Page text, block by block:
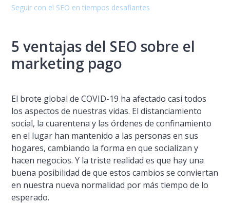
Seguir con el SEO en tiempos desafiantes
5 ventajas del SEO sobre el
marketing pago
El brote global de COVID-19 ha afectado casi todos
los aspectos de nuestras vidas. El distanciamiento
social, la cuarentena y las órdenes de confinamiento
en el lugar han mantenido a las personas en sus
hogares, cambiando la forma en que socializan y
hacen negocios. Y la triste realidad es que hay una
buena posibilidad de que estos cambios se conviertan
en nuestra nueva normalidad por más tiempo de lo
esperado.